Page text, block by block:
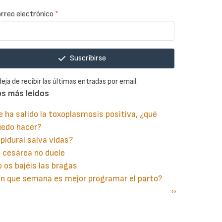
electrónico *
Suscribirse
de recibir las últimas entradas por email.
más leidos
ha salido la toxoplasmosis positiva, ¿qué
hacer?
salva vidas?
cesárea no duele
os bajéis las bragas
que semana es mejor programar el parto?
Siguiente
››